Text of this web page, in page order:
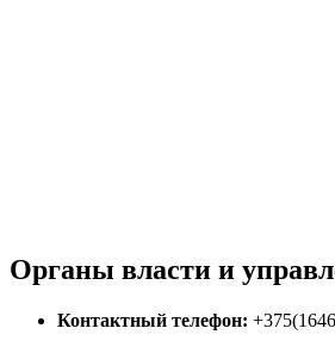
Органы власти и
Контактный телефон: